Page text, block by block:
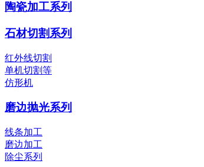
陶瓷加工系列
石材切割系列
红外线切割
单机切割等
仿形机
磨边抛光系列
线条加工
磨边加工
除尘系列